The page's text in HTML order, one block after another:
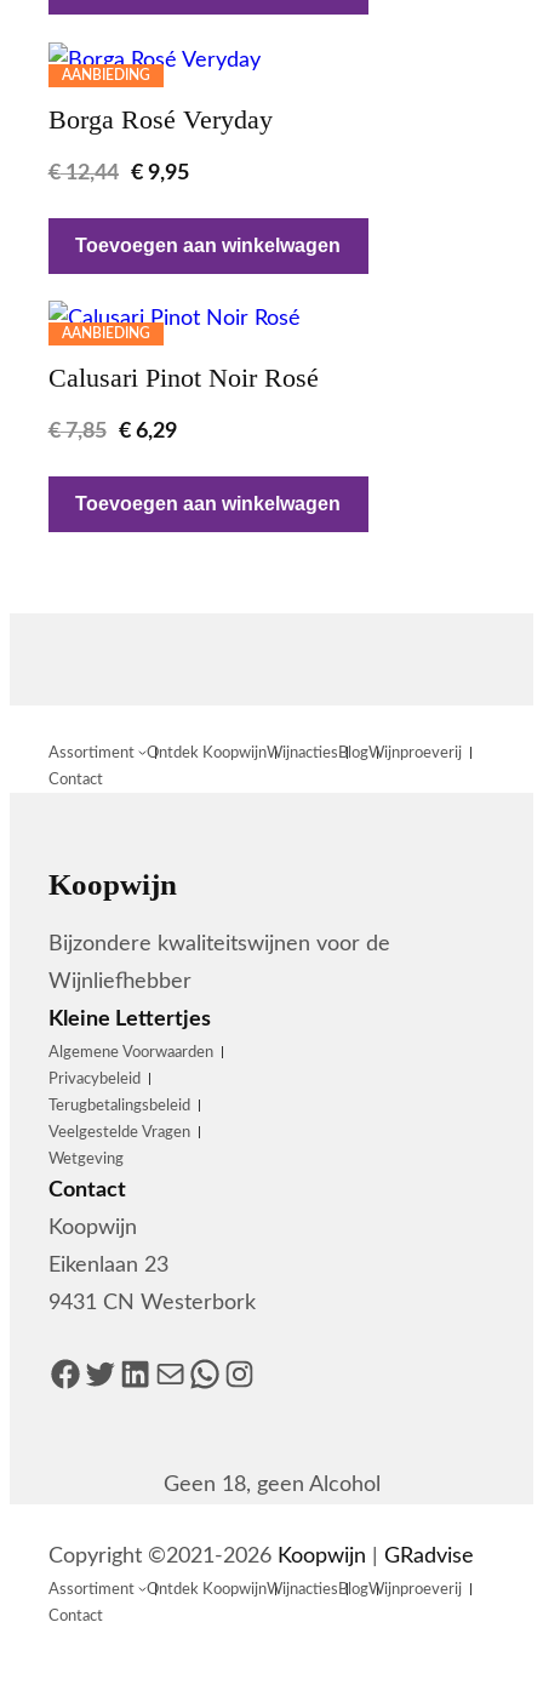
AANBIEDING
PRODUCT
DE
UITVERKOOP
Borga Rosé Veryday
€12,44 Oorspronkelijke
was:
€ 9,95Huidige
is:
Toevoegen aan winkelwagen
AANBIEDING
PRODUCT
DE
UITVERKOOP
Calusari Pinot Noir Rosé
€7,85 Oorspronkelijke
was:
€ 6,29Huidige
is:
Toevoegen aan winkelwagen
Assortiment Ontdek KoopwijnWijnacties BlogWijnproeverij
Contact
Koopwijn
Bijzondere kwaliteitswijnen voor de
Wijnliefhebber
Kleine Lettertjes
Algemene Voorwaarden
Privacybeleid
Terugbetalingsbeleid
Veelgestelde Vragen
Wetgeving
Contact
Koopwijn
Eikenlaan 23
9431 CN Westerbork
Facebook Twitter LinkedIn E-mail WhatsApp Instagram
Geen 18, geen Alcohol
Copyright ©2021-2026 Koopwijn GRadvise
Assortiment Ontdek KoopwijnWijnacties BlogWijnproeverij
Contact